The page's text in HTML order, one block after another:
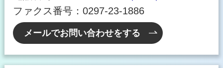
ファクス番号：0297-23-1886
メールでお問い合わせをする